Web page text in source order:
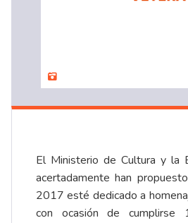
El Ministerio de Cultura y la
acertadamente han
2017 esté dedicado a
con ocasión de